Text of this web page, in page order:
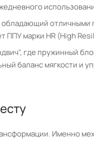
отличными
марки HR (High
где пружинный
баланс мягкости и
Именно